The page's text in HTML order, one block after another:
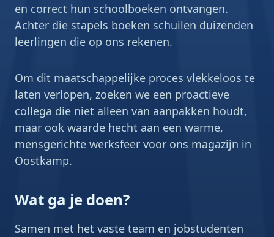
en correct hun schoolboeken ontvangen.
Achter die stapels boeken schuilen duizenden
leerlingen die op ons rekenen.
Om dit maatschappelijke proces vlekkeloos te
laten verlopen, zoeken we een proactieve
collega die niet alleen van aanpakken houdt,
maar ook waarde hecht aan een warme,
mensgerichte werksfeer voor ons magazijn in
Oostkamp.
Wat ga je doen?
Samen met het vaste team en jobstudenten